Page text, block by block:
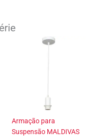
Armação para
Suspensão MALDIVAS